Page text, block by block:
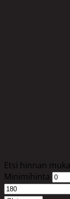
Etsi hinnan
Minimihinta